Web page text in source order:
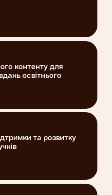
контенту для
освітнього
та розвитку